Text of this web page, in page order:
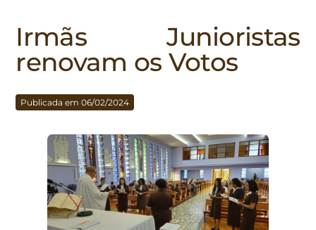
Irmãs Junioristas
renovam os Votos
Publicada em 06/02/2024